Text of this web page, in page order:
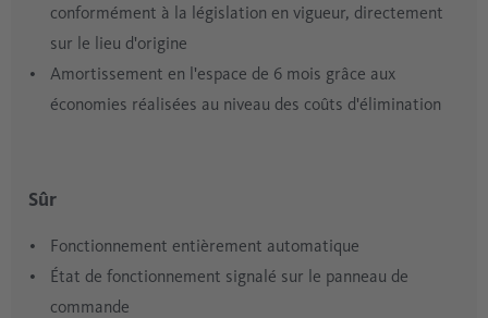
conformément à la législation en vigueur, directement
sur le lieu d'origine
Amortissement en l'espace de 6 mois grâce aux
économies réalisées au niveau des coûts d'élimination
Sûr
Fonctionnement entièrement automatique
État de fonctionnement signalé sur le panneau de
commande